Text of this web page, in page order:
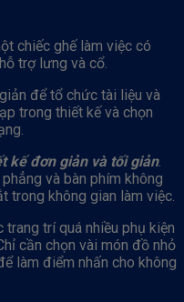
chiếc ghế làm việc có
trợ lưng và cổ.
để tổ chức tài liệu và
trong thiết kế và chọn
kế đơn giản và tối giản.
và bàn phím không
trong không gian làm việc.
trang trí quá nhiều phụ kiện
cần chọn vài món đồ nhỏ
làm điểm nhấn cho không